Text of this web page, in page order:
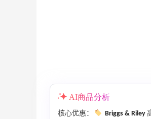
AI商品分析
核心优惠： Briggs & Riley